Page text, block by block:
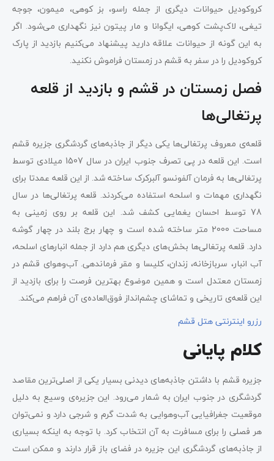
کروکودیل حیوانات دیگری از جمله راسو، بز کوهی، میمون، جوجه
تیغی، لاک‌پشت کوهی، ایگوانا و مار پیتون نیز نگهداری می‌شود. اگر
به این گونه از حیوانات علاقه دارید پیشنهاد می‌کنیم بازدید از پارک
کروکودیل را در سفر به قشم در زمستان فراموش نکنید.
فصل زمستان در قشم و بازدید از قلعه
پرتغالی‌ها
قلعه‌ی معروف پرتغالی‌ها یکی دیگر از جاذبه‌های گردشگری جزیره قشم
است. این قلعه در پی تصرف جنوب ایران در سال 1507 میلادی توسط
پرتغالی‌ها به فرمان آلفونسو آلبرکرک ساخته شد. از این قلعه عمدتا برای
نگهداری مهمات و اسلحه استفاده می‌کردند. قلعه پرتغالی‌ها در سال
78 توسط احسان یغمایی کشف شد. این قلعه بر روی زمینی به
مساحت 2000 متر ساخته شده است و چهار برج بلند در چهار گوشه
دارد. قلعه پرتغالی‌ها بخش‌های دیگری هم دارد از جمله انبارهای اسلحه،
آب انبار، سربازخانه، زندان، کلیسا و مقر فرماندهی. آب‌وهوای قشم در
زمستان معتدل است و همین موضوع بهترین فرصت را برای بازدید از
این قلعه‌ی تاریخی و تماشای چشم‌انداز فوق‌العاده‌ی آن فراهم می‌کند.
رزرو اینترنتی هتل قشم
کلام پایانی
جزیره قشم با داشتن جاذبه‌های دیدنی بسیار یکی از اصلی‌ترین مقاصد
گردشگری در جنوب ایران به شمار می‌رود. این جزیره‌ی وسیع به دلیل
موقعیت جغرافیایی آب‌وهوایی به شدت گرم و شرجی دارد و نمی‌توان
هر فصلی را برای مسافرت به آن انتخاب کرد. با توجه به اینکه بسیاری
از جاذبه‌های گردشگری این جزیره در فضای باز قرار دارند و ممکن است